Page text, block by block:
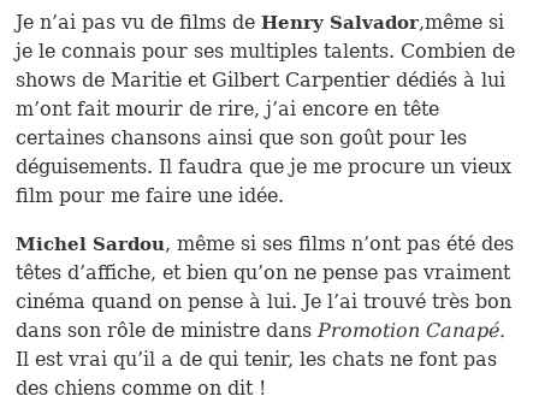
Je n’ai pas vu de films de Henry Salvador,même si
je le connais pour ses multiples talents. Combien de
shows de Maritie et Gilbert Carpentier dédiés à lui
m’ont fait mourir de rire, j’ai encore en tête
certaines chansons ainsi que son goût pour les
déguisements. Il faudra que je me procure un vieux
film pour me faire une idée.
Michel Sardou, même si ses films n’ont pas été des
têtes d’affiche, et bien qu’on ne pense pas vraiment
cinéma quand on pense à lui. Je l’ai trouvé très bon
dans son rôle de ministre dansPromotion Canapé.
Il est vrai qu’il a de qui tenir, les chats ne font pas
des chiens comme on dit !